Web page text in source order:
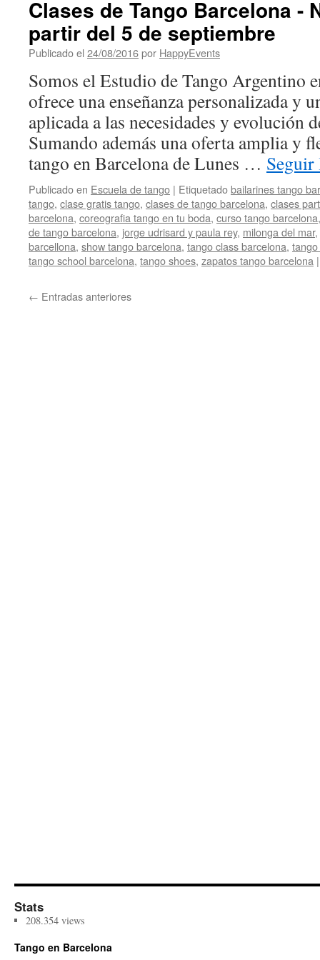
Clases de Tango Barcelona -
partir del 5 de septiembre
Publicado el 24/08/2016por HappyEvents
Somos el Estudio de Tango Argentino
ofrece una enseñanza personalizada y
aplicada a las necesidades y evolución
Sumando además una oferta amplia y
tango en Barcelona de Lunes …
Publicado en Escuela de tango | Etiquetadobailarines tango
tango, clase gratis tango, clases de tango barcelona, clases
barcelona, coreografia tango en tu boda, curso tango barcelona
de tango barcelona, jorge udrisard y paula rey, milonga del mar,
barcellona, show tango barcelona, tango class barcelona,
tango school barcelona, tango shoes, zapatos tango barcelona |
← Entradas anteriores
Stats
208.354 views
Tango en Barcelona